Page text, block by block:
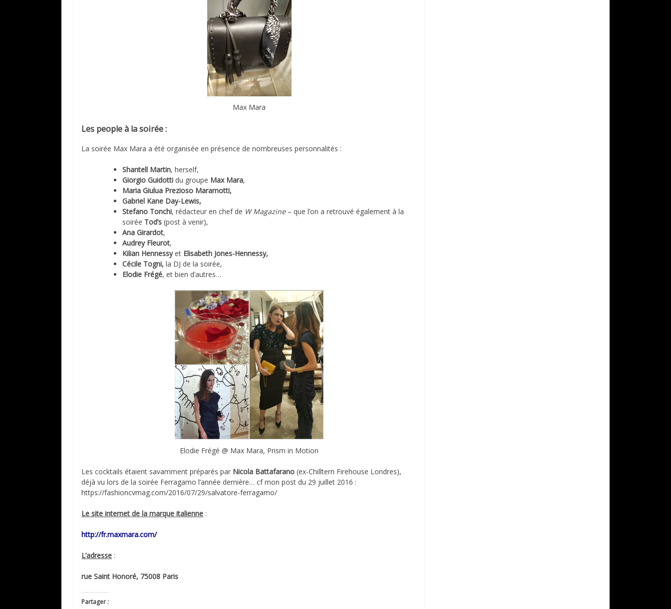
Max Mara
Les people à la soirée :
La soirée Max Mara a été organisée en présence de nombreuses personnalités :
Shantell Martin, herself,
Giorgio Guidotti du groupe Max Mara,
Maria Giulua Prezioso Maramotti,
Gabriel Kane Day-Lewis,
Stefano Tonchi, rédacteur en chef de W Magazine– que l’on a retrouvé également à la
soirée Tod’s (post à venir),
Ana Girardot,
Audrey Fleurot,
Kilian Hennessyet Elisabeth Jones-Hennessy,
Cécile Togni, la DJ de la soirée,
Elodie Frégé, et bien d’autres…
Elodie Frégé @ Max Mara, Prism in Motion
Les cocktails étaient savamment préparés par Nicola Battafarano (ex-Chilltern Firehouse Londres),
déjà vu lors de la soirée Ferragamo l’année dernière… cf mon post du 29 juillet 2016 :
https://fashioncvmag.com/2016/07/29/salvatore-ferragamo/
Le site internet de la marque italienne :
http://fr.maxmara.com/
L’adresse :
rue Saint Honoré, 75008 Paris
Partager :